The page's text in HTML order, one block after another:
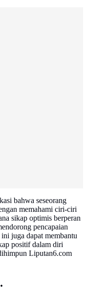
bahwa seseorang
memahami ciri-ciri
sikap optimis berperan
pencapaian
juga dapat membantu
positif dalam diri
Liputan6.com